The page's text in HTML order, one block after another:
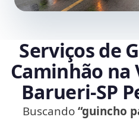
Serviços de
Caminhão na
Barueri‑SP
Buscando“guincho